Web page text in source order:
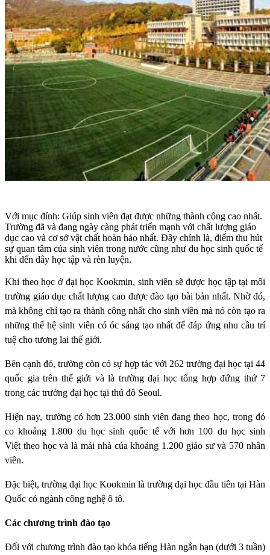
Với mục đính: Giúp sinh viên đạt được những thành công cao nhất.
Trường đã và đang ngày càng phát triển mạnh với chất lượng giáo
dục cao và cơ sở vật chất hoàn hảo nhất. Đây chính là, điểm thu hút
sự quan tâm của sinh viên trong nước cũng như du học sinh quốc tế
khi đến đây học tập và rèn luyện.
Khi theo học ở đại học Kookmin, sinh viên sẽ được học tập tại môi
trường giáo dục chất lượng cao được đào tạo bài bản nhất. Nhờ đó,
mà không chỉ tạo ra thành công nhất cho sinh viên mà nó còn tạo ra
những thế hệ sinh viên có óc sáng tạo nhất để đáp ứng nhu cầu trí
tuệ cho tương lai thế giới.
Bên cạnh đó, trường còn có sự hợp tác với 262 trường đại học tại 44
quốc gia trên thế giới và là trường đại học tổng hợp đứng thứ 7
trong các trường đại học tại thủ đô Seoul.
Hiện nay, trường có hơn 23.000 sinh viên đang theo học, trong đó
co khoảng 1.800 du học sinh quốc tế với hơn 100 du học sinh
Việt theo học và là mái nhà của khoảng 1.200 giáo sư và 570 nhân
viên.
Đặc biệt, trường đại học Kookmin là trường đại học đầu tiên tại Hàn
Quốc có ngành công nghệ ô tô.
Các chương trình đào tạo
Đối với chương trình đào tạo khóa tiếng Hàn ngắn hạn (dưới 3 tuần)